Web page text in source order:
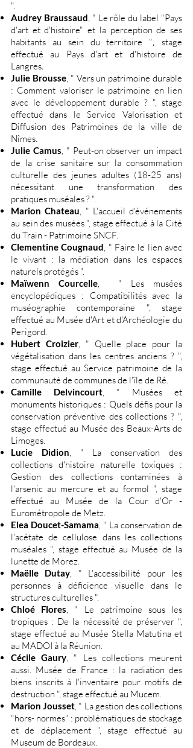
".
Audrey Braussaud, " Le rôle du label "Pays
d'art et d'histoire" et la perception de ses
habitants au sein du territoire ",stage
effectué au Pays d'art et d'histoire de
Langres.
Julie Brousse, " Vers un patrimoine durable
: Comment valoriser le patrimoine en lien
avec le développement durable ? ", stage
effectué dans le Service Valorisation et
Diffusion des Patrimoines de la ville de
Nîmes.
Julie Camus, " Peut-on observer un impact
de la crise sanitaire sur la consommation
culturelle des jeunes adultes (18-25 ans)
nécessitant une transformation des
pratiques muséales ? ".
Marion Chateau, " L'accueil d'événements
au sein des musées ", stage effectué à la Cité
du Train - Patrimoine SNCF.
Clementine Cougnaud, " Faire le lien avec
le vivant : la médiation dans les espaces
naturels protégés ".
Maïwenn Courcelle, " Les musées
encyclopédiques : Compatibilités avec la
muséographie contemporaine ", stage
effectué au Musée d'Art et d'Archéologie du
Perigord.
Hubert Croizier, " Quelle place pour la
végétalisation dans les centres anciens ? ",
stage effectué au Service patrimoine de la
communauté de communes de l'île de Ré.
Camille Delvincourt, " Musées et
monuments historiques : Quels défis pour la
conservation préventive des collections ? ",
stage effectué au Musée des Beaux-Arts de
Limoges.
Lucie Didion, " La conservation des
collections d'histoire naturelle toxiques :
Gestion des collections contaminées à
l'arsenic au mercure et au formol ", stage
effectué au Musée de la Cour d'Or -
Eurométropole de Metz.
Elea Doucet-Samama, " La conservation de
l'acétate de cellulose dans les collections
muséales ", stage effectué au Musée de la
lunette de Morez.
Maëlle Dutay, " L'accessibilité pour les
personnes à déficience visuelle dans le
structures culturelles ".
Chloé Flores, " Le patrimoine sous les
tropiques : De la nécessité de préserver ",
stage effectué au Musée Stella Matutina et
au MADOI à la Réunion.
Cécile Gaury, " Les collections meurent
aussi. Musée de France : la radiation des
biens inscrits à l'inventaire pour motifs de
destruction ", stage effectué au Mucem.
Marion Jousset, " La gestion des collections
"hors- normes" : problématiques de stockage
et de déplacement ", stage effectué au
Museum de Bordeaux.